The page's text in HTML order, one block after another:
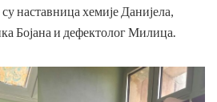
наставница хемије Данијела,
Бојана и дефектолог Милица.